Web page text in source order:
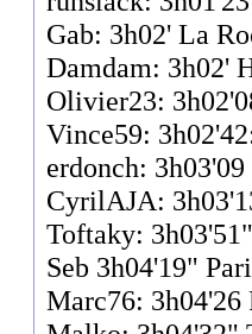
Gab: 3h02' La
Damdam: 3h02'
Olivier23:
Vince59:
erdonch:
CyrilAJA:
Toftaky:
Seb 3h04'19"
Marc76: 3h04'26